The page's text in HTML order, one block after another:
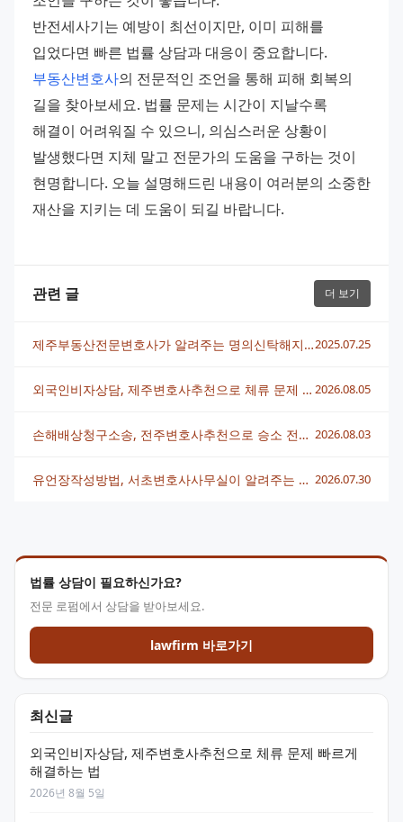
법률 상담이 필요하신가요?
전문 로펌에서 상담을 받아보세요.
lawfirm 바로가기
최신글
외국인비자상담, 제주변호사추천으로 체류 문제 빠르게
해결하는 법
2026년 8월 5일
반전세사기는 예방이 최선이지만, 이미 피해를
부동산변호사의 전문적인 조언을 통해 피해 회복의
길을 찾아보세요. 법률 문제는 시간이 지날수록
해결이 어려워질 수 있으니, 의심스러운 상황이
발생했다면 지체 말고 전문가의 도움을 구하는 것이
현명합니다. 오늘 설명해드린 내용이 여러분의 소중한
재산을 지키는 데 도움이 되길 바랍니다.
관련 글 더 보기
제주부동산전문변호사가 알려주는 명의신탁해지 완벽 가이드2025.07.25
외국인비자상담, 제주변호사추천으로 체류 문제 빠르게 해결하는 법 2026.08.05
손해배상청구소송, 전주변호사추천으로 승소 전략 세우는 법 2026.08.03
유언장작성방법, 서초변호사사무실이 알려주는 핵심 정리 2026.07.30